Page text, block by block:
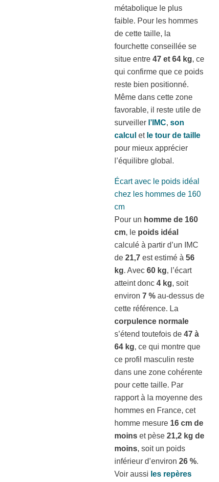
métabolique le plus
faible. Pour les hommes
de cette taille, la
fourchette conseillée se
situe entre 47 et 64 kg, ce
qui confirme que ce poids
reste bien positionné.
Même dans cette zone
favorable, il reste utile de
surveiller l’IMC, son
calcul et le tour de taille
pour mieux apprécier
l’équilibre global.
Écart avec le poids idéal
chez les hommes de 160
cm
Pour un homme de 160
cm, le poids idéal
calculé à partir d’un IMC
de 21,7 est estimé à 56
kg. Avec 60 kg, l’écart
atteint donc 4 kg, soit
environ 7 % au-dessus de
cette référence. La
corpulence normale
s’étend toutefois de 47 à
64 kg, ce qui montre que
ce profil masculin reste
dans une zone cohérente
pour cette taille. Par
rapport à la moyenne des
hommes en France, cet
homme mesure 16 cm de
moins et pèse 21,2 kg de
moins, soit un poids
inférieur d’environ 26 %.
Voir aussi les repères